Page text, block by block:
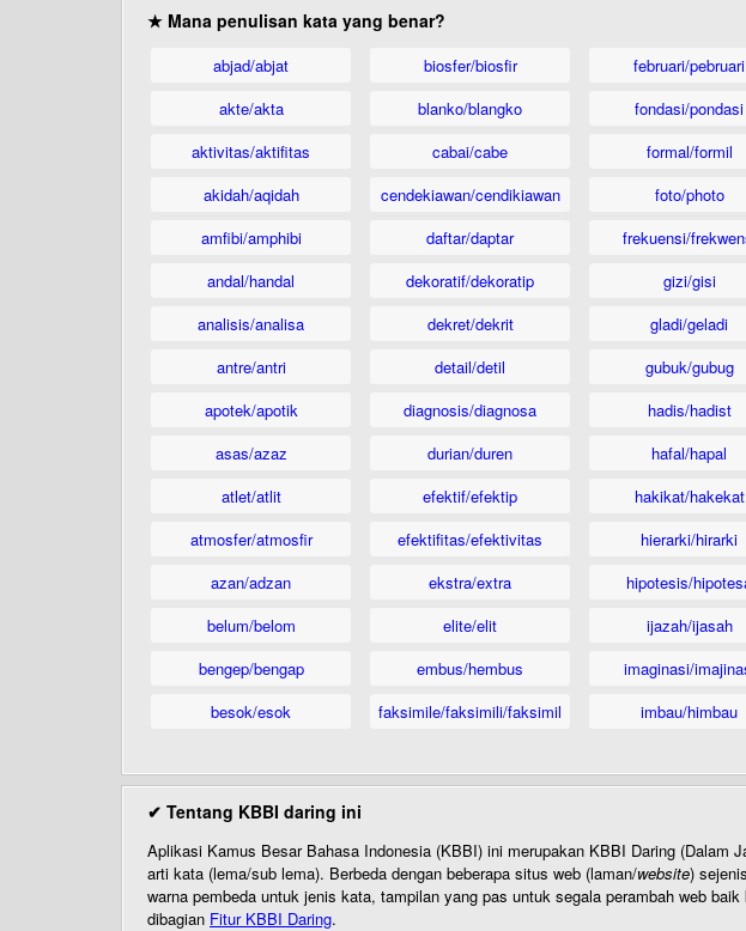
★ Mana penulisan kata yang benar?
abjad/abjat
akte/akta
aktivitas/aktifitas
akidah/aqidah
amfibi/amphibi
andal/handal
analisis/analisa
antre/antri
apotek/apotik
asas/azaz
atlet/atlit
atmosfer/atmosfir
azan/adzan
belum/belom
bengep/bengap
besok/esok
biosfer/biosfir
blanko/blangko
cabai/cabe
cendekiawan/cendikiawan
daftar/daptar
dekoratif/dekoratip
dekret/dekrit
detail/detil
diagnosis/diagnosa
durian/duren
efektif/efektip
efektifitas/efektivitas
ekstra/extra
elite/elit
embus/hembus
faksimile/faksimili/faksimil
februari/pebruari
fondasi/pondasi
formal/formil
foto/photo
frekuensi/
gizi/gisi
gladi/geladi
gubuk/gubug
hadis/hadist
hafal/hapal
hakikat/hakekat
hierarki/hirarki
hipotesis/
ijazah/ijasah
imaginasi/
imbau/himbau
✔ Tentang KBBI daring ini
Aplikasi Kamus Besar Bahasa Indonesia (KBBI) ini merupakan KBBI Daring (Dalam
arti kata (lema/sub lema). Berbeda dengan beberapa situs web (laman/website)
warna pembeda untuk jenis kata, tampilan yang pas untuk segala perambah web
dibagian Fitur KBBI Daring.